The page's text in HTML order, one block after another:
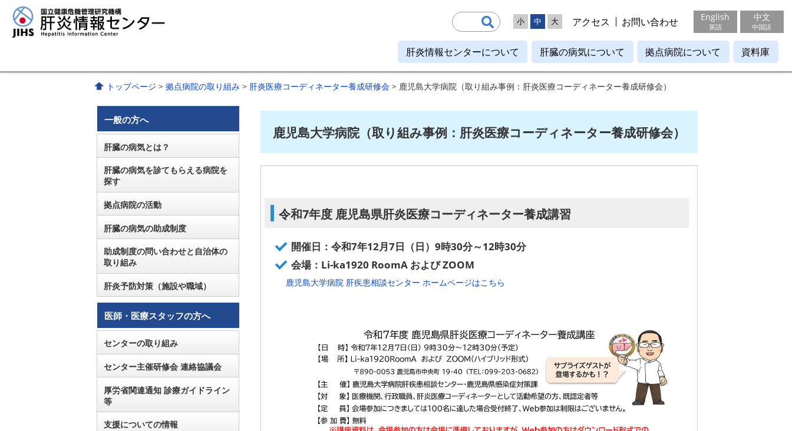
小 中 大 アクセス お問い合わせ English
英語
中文
中国語
肝炎情報センターについて 肝臓の病気について 拠点病院について 資料庫
トップページ >拠点病院の取り組み > 肝炎医療コーディネーター養成研修会 > 鹿児島大学病院（取り組み事例：肝炎医療コーディネーター養成研修会）
鹿児島大学病院（取り組み事例：肝炎医療コーディネーター養成研修会）
令和7年度 鹿児島県肝炎医療コーディネーター養成講習
開催日：令和7年12月7日（日）9時30分～12時30分
会場：Li-ka1920 RoomA および ZOOM
鹿児島大学病院 肝疾患相談センター ホームページはこちら
一般の方へ
肝臓の病気とは？
肝臓の病気を診てもらえる病院を
探す
拠点病院の活動
肝臓の病気の助成制度
助成制度の問い合わせと自治体の
取り組み
肝炎予防対策（施設や職域）
医師・医療スタッフの方へ
センターの取り組み
センター主催研修会 連絡協議会
厚労省関連通知 診療ガイドライン
等
支援についての情報